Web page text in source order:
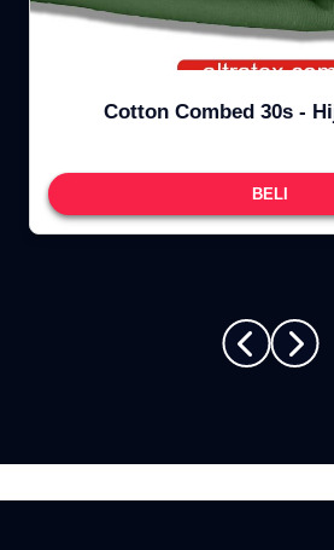
Cotton Combed 30s -
BELI